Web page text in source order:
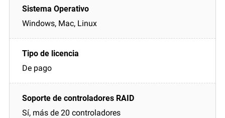
Windows, Mac, Linux
De pago
Sí, más de 20 controladores